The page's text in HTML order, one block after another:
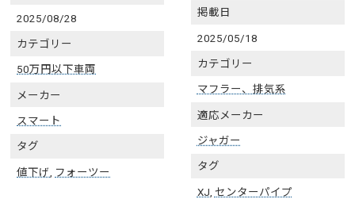
2025/08/28
カテゴリー
50万円以下車両
メーカー
スマート
タグ
値下げ フォーツー
掲載日
2025/05/18
カテゴリー
マフラー、排気系
適応メーカー
ジャガー
タグ
XJ センターパイプ